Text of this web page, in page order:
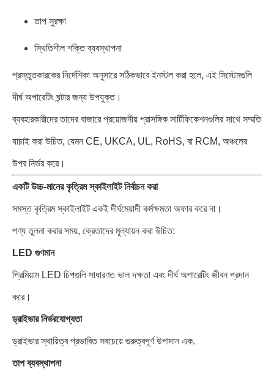
তাপ সুরক্ষা
স্থিতিশীল শক্তি ব্যবস্থাপনা
প্রস্তুতকারকের নির্দেশিকা অনুসারে সঠিকভাবে ইনস্টল করা হলে, এই সিস্টেমগুলি
দীর্ঘ অপারেটিং ঘন্টার জন্য উপযুক্ত।
ব্যবহারকারীদের তাদের বাজারে প্রয়োজনীয় প্রাসঙ্গিক সার্টিফিকেশনগুলির সাথে সম্মতি
যাচাই করা উচিত, যেমন CE, UKCA, UL, RoHS, বা RCM, অঞ্চলের
উপর নির্ভর করে।
একটি উচ্চ-মানের কৃত্রিম স্কাইলাইট নির্বাচন করা
সমস্ত কৃত্রিম স্কাইলাইট একই দীর্ঘমেয়াদী কর্মক্ষমতা অফার করে না।
পণ্য তুলনা করার সময়, ক্রেতাদের মূল্যায়ন করা উচিত:
LED গুণমান
প্রিমিয়াম LED চিপগুলি সাধারণত ভাল দক্ষতা এবং দীর্ঘ অপারেটিং জীবন প্রদান
করে।
ড্রাইভার নির্ভরযোগ্যতা
ড্রাইভার স্থায়িত্ব প্রভাবিত সবচেয়ে গুরুত্বপূর্ণ উপাদান এক.
তাপ ব্যবস্থাপনা